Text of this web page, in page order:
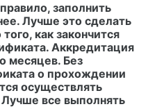
заполнить
Лучше это сделать
как закончится
Аккредитация
месяцев. Без
о прохождении
осуществлять
все выполнять